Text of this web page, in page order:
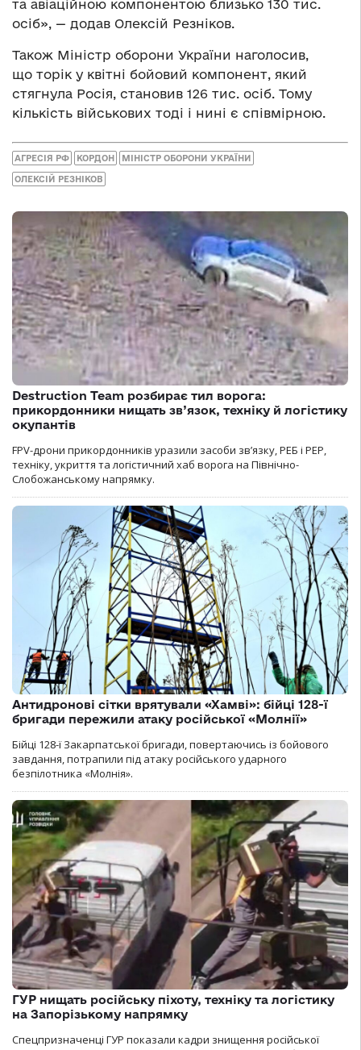
та авіаційною компонентою близько 130 тис.
осіб», — додав Олексій Резніков.
Також Міністр оборони України наголосив,
що торік у квітні бойовий компонент, який
стягнула Росія, становив 126 тис. осіб. Тому
кількість військових тоді і нині є співмірною.
АГРЕСІЯ РФ КОРДОН МІНІСТР ОБОРОНИ УКРАЇНИ
ОЛЕКСІЙ РЕЗНІКОВ
Destruction Team розбирає тил ворога:
прикордонники нищать зв’язок, техніку й логістику
окупантів
FPV-дрони прикордонників уразили засоби зв’язку, РЕБ і РЕР,
техніку, укриття та логістичний хаб ворога на Північно-
Слобожанському напрямку.
Антидронові сітки врятували «Хамві»: бійці 128-ї
бригади пережили атаку російської «Молнії»
Бійці 128-ї Закарпатської бригади, повертаючись із бойового
завдання, потрапили під атаку російського ударного
безпілотника «Молнія».
ГУР нищать російську піхоту, техніку та логістику
на Запорізькому напрямку
Спецпризначенці ГУР показали кадри знищення російської